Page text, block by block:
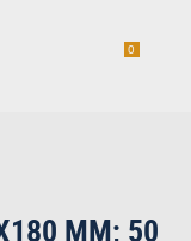
0
MM; 50